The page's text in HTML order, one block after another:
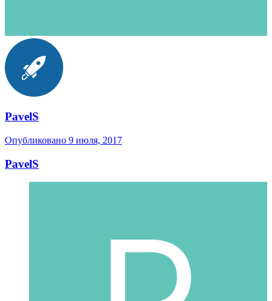
PavelS
Опубликовано 9 июля, 2017
PavelS